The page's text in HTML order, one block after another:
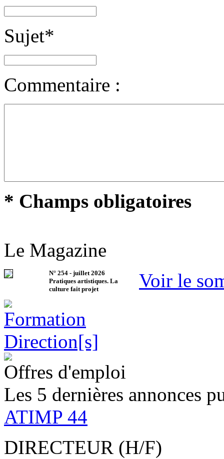
Sujet*
Commentaire :
* Champs obligatoires
Le Magazine
N° 254 - juillet 2026
Pratiques artistiques. La
culture fait projet
Voir le
Offres d'emploi
Les 5 dernières annonces
ATIMP 44
DIRECTEUR (H/F)